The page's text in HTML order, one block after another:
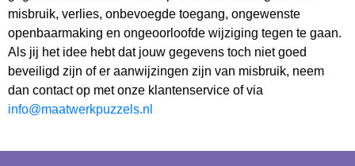
misbruik, verlies, onbevoegde toegang, ongewenste
openbaarmaking en ongeoorloofde wijziging tegen te gaan.
Als jij het idee hebt dat jouw gegevens toch niet goed
beveiligd zijn of er aanwijzingen zijn van misbruik, neem
dan contact op met onze klantenservice of via
info@maatwerkpuzzels.nl